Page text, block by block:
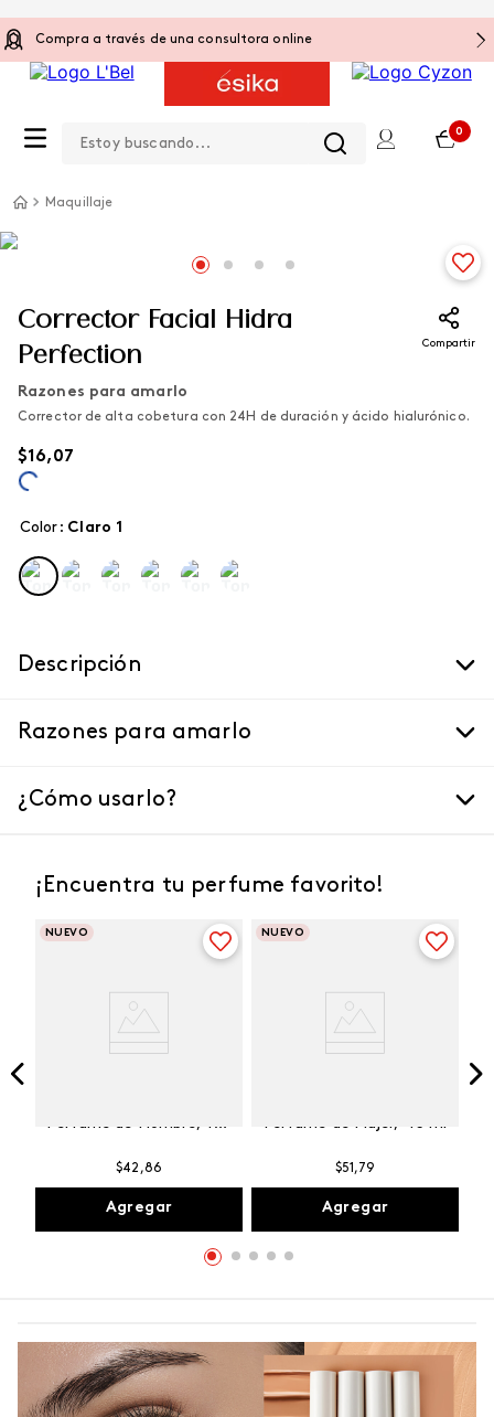
Compra a través de una consultora online
0
Maquillaje
Corrector Facial Hidra
Perfection
Compartir
Razones para amarlo
Corrector de alta cobetura con 24H de duración y ácido hialurónico.
$16,07
Color : claro 1
Descripción
Razones para amarlo
¿Cómo usarlo?
¡Encuentra tu perfume favorito!
NUEVO
Perfume de Hombre, 100
$42 ,86
Agregar
NUEVO
Perfume de Mujer, 45 ml
$51 ,79
Agregar